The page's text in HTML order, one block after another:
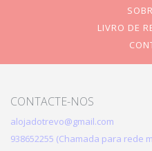
LIVRO DE
CONTACTE-NOS
alojadotrevo@gmail.com
938652255 (Chamada para rede